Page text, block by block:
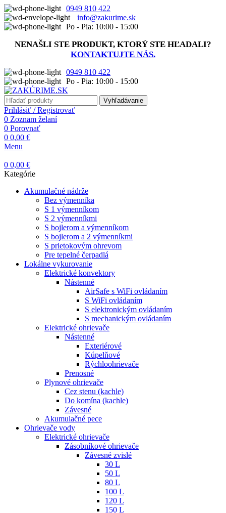
0949 810 422
info@zakurime.sk
Po - Pia: 10:00 - 15:00
NENAŠLI STE PRODUKT, KTORÝ STE HĽADALI?
KONTAKTUJTE NÁS.
0949 810 422
Po - Pia: 10:00 - 15:00
Vyhľadávanie
Prihlásiť / Registrovať
0 Zoznam želaní
0 Porovnať
0 0,00 €
Menu
0 0,00 €
Kategórie
Akumulačné nádrže
Bez výmenníka
S 1 výmenníkom
S 2 výmenníkmi
S bojlerom a výmenníkom
S bojlerom a 2 výmenníkmi
S prietokovým ohrevom
Pre tepelné čerpadlá
Lokálne vykurovanie
Elektrické konvektory
Nástenné
AirSafe s WiFi ovládaním
S WiFi ovládaním
S elektronickým ovládaním
S mechanickým ovládaním
Elektrické ohrievače
Nástenné
Exteriérové
Kúpelňové
Rýchloohrievače
Prenosné
Plynové ohrievače
Cez stenu (kachle)
Do komína (kachle)
Závesné
Akumulačné pece
Ohrievače vody
Elektrické ohrievače
Zásobníkové ohrievače
Závesné zvislé
30 L
50 L
80 L
100 L
120 L
150 L